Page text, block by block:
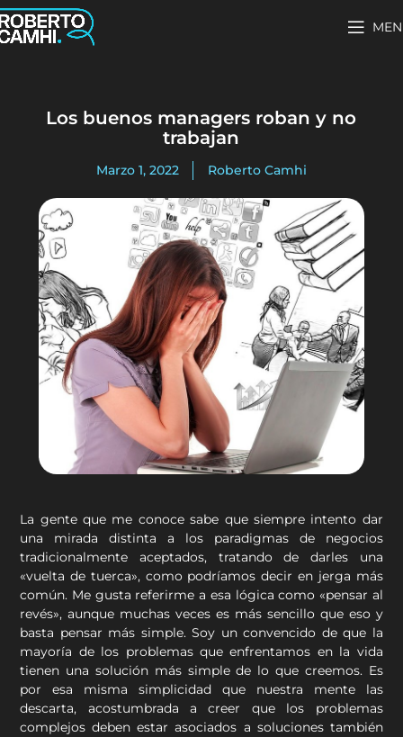
Los buenos managers roban y no
trabajan
Marzo 1, 2022 Roberto Camhi
La gente que me conoce sabe que siempre intento dar
una mirada distinta a los paradigmas de negocios
tradicionalmente aceptados, tratando de darles una
«vuelta de tuerca», como podríamos decir en jerga más
común. Me gusta referirme a esa lógica como «pensar al
revés», aunque muchas veces es más sencillo que eso y
basta pensar más simple. Soy un convencido de que la
mayoría de los problemas que enfrentamos en la vida
tienen una solución más simple de lo que creemos. Es
por esa misma simplicidad que nuestra mente las
descarta, acostumbrada a creer que los problemas
complejos deben estar asociados a soluciones también